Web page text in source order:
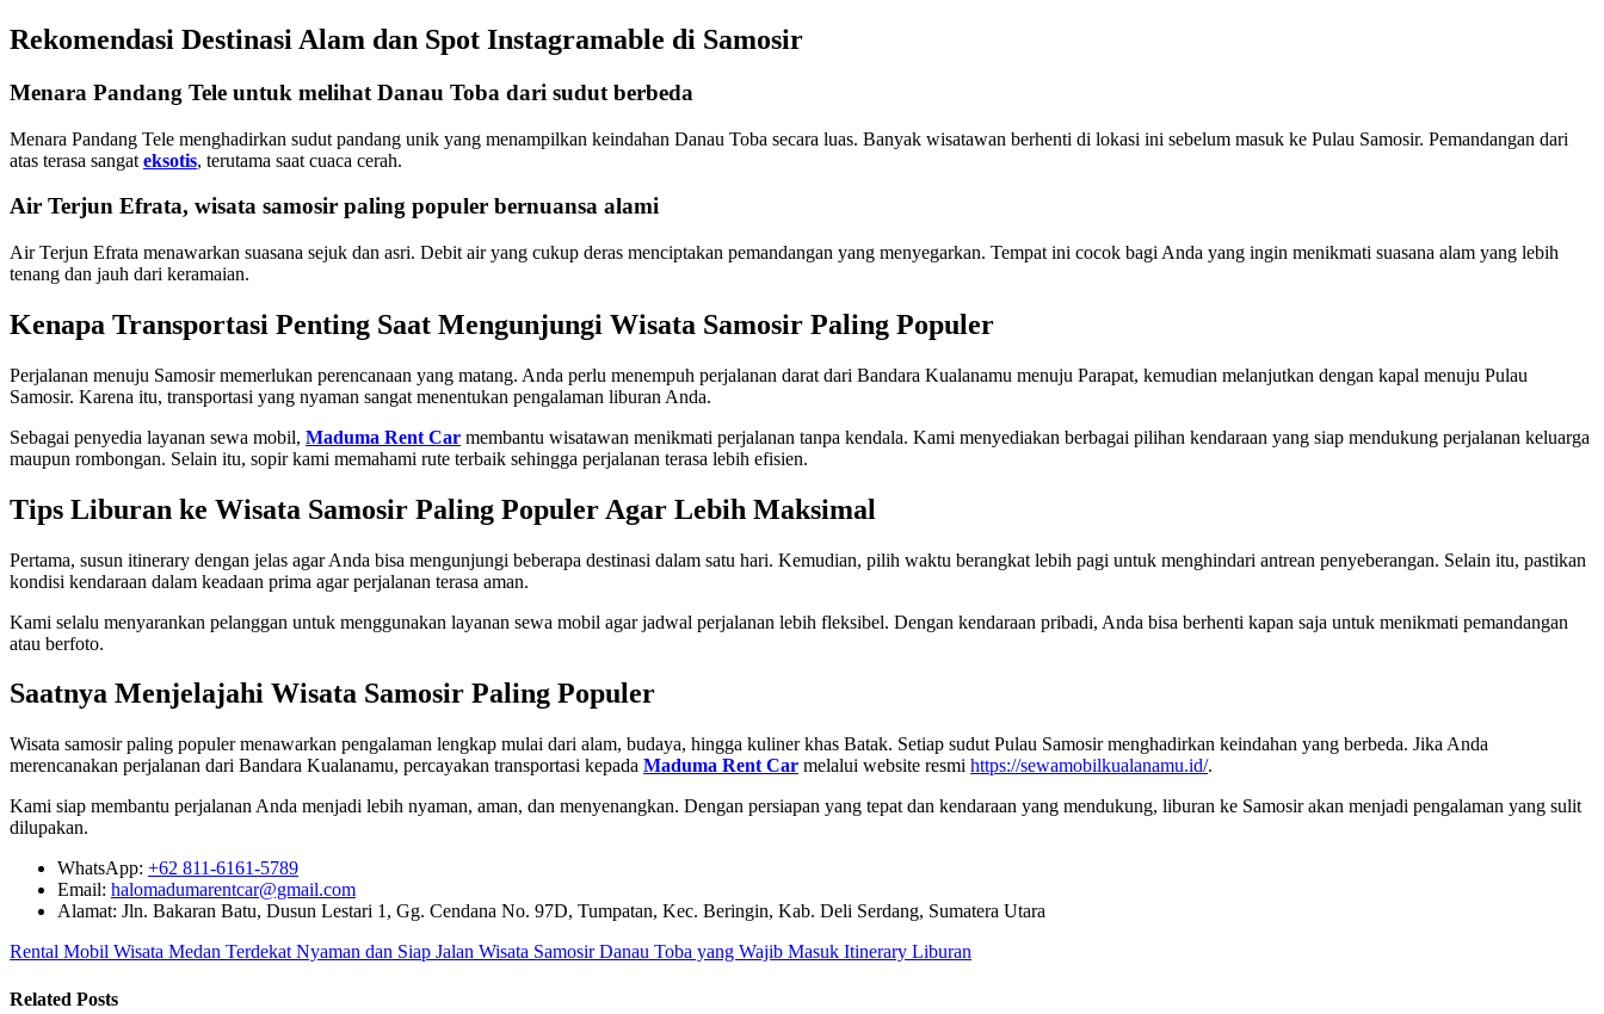
Rekomendasi Destinasi Alam dan Spot Instagramable di Samosir
Menara Pandang Tele untuk melihat Danau Toba dari sudut berbeda
Menara Pandang Tele menghadirkan sudut pandang unik yang menampilkan keindahan Danau Toba secara luas. Banyak wisatawan berhenti di lokasi ini sebelum masuk ke Pulau Samosir. Pemandangan dari
atas terasa sangat eksotis, terutama saat cuaca cerah.
Air Terjun Efrata, wisata samosir paling populer bernuansa alami
Air Terjun Efrata menawarkan suasana sejuk dan asri. Debit air yang cukup deras menciptakan pemandangan yang menyegarkan. Tempat ini cocok bagi Anda yang ingin menikmati suasana alam yang lebih
tenang dan jauh dari keramaian.
Kenapa Transportasi Penting Saat Mengunjungi Wisata Samosir Paling Populer
Perjalanan menuju Samosir memerlukan perencanaan yang matang. Anda perlu menempuh perjalanan darat dari Bandara Kualanamu menuju Parapat, kemudian melanjutkan dengan kapal menuju Pulau
Samosir. Karena itu, transportasi yang nyaman sangat menentukan pengalaman liburan Anda.
Sebagai penyedia layanan sewa mobil, Maduma Rent Car membantu wisatawan menikmati perjalanan tanpa kendala. Kami menyediakan berbagai pilihan kendaraan yang siap mendukung perjalanan keluarga
maupun rombongan. Selain itu, sopir kami memahami rute terbaik sehingga perjalanan terasa lebih efisien.
Tips Liburan ke Wisata Samosir Paling Populer Agar Lebih Maksimal
Pertama, susun itinerary dengan jelas agar Anda bisa mengunjungi beberapa destinasi dalam satu hari. Kemudian, pilih waktu berangkat lebih pagi untuk menghindari antrean penyeberangan. Selain itu, pastikan
kondisi kendaraan dalam keadaan prima agar perjalanan terasa aman.
Kami selalu menyarankan pelanggan untuk menggunakan layanan sewa mobil agar jadwal perjalanan lebih fleksibel. Dengan kendaraan pribadi, Anda bisa berhenti kapan saja untuk menikmati pemandangan
atau berfoto.
Saatnya Menjelajahi Wisata Samosir Paling Populer
Wisata samosir paling populer menawarkan pengalaman lengkap mulai dari alam, budaya, hingga kuliner khas Batak. Setiap sudut Pulau Samosir menghadirkan keindahan yang berbeda. Jika Anda
merencanakan perjalanan dari Bandara Kualanamu, percayakan transportasi kepada Maduma Rent Car melalui website resmi https://sewamobilkualanamu.id/.
Kami siap membantu perjalanan Anda menjadi lebih nyaman, aman, dan menyenangkan. Dengan persiapan yang tepat dan kendaraan yang mendukung, liburan ke Samosir akan menjadi pengalaman yang sulit
dilupakan.
WhatsApp: +62 811-6161-5789
Email: halomadumarentcar@gmail.com
Alamat: Jln. Bakaran Batu, Dusun Lestari 1, Gg. Cendana No. 97D, Tumpatan, Kec. Beringin, Kab. Deli Serdang, Sumatera Utara
Rental Mobil Wisata Medan Terdekat Nyaman dan Siap Jalan Wisata Samosir Danau Toba yang Wajib Masuk Itinerary Liburan
Related Posts